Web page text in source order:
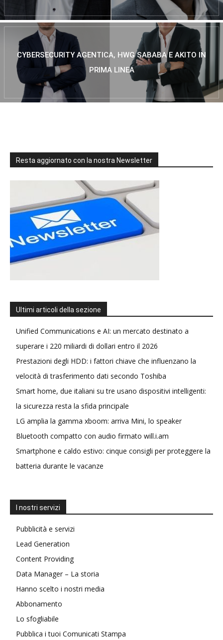
CYBERSECURITY AGENTICA, HWG SABABA E AKITO IN
PRIMA LINEA
Resta aggiornato con la nostra Newsletter
Ultimi articoli della sezione
Unified Communications e AI: un mercato destinato a
superare i 220 miliardi di dollari entro il 2026
Prestazioni degli HDD: i fattori chiave che influenzano la
velocità di trasferimento dati secondo Toshiba
Smart home, due italiani su tre usano dispositivi intelligenti:
la sicurezza resta la sfida principale
LG amplia la gamma xboom: arriva Mini, lo speaker
Bluetooth compatto con audio firmato will.i.am
Smartphone e caldo estivo: cinque consigli per proteggere la
batteria durante le vacanze
I nostri servizi
Pubblicità e servizi
Lead Generation
Content Providing
Data Manager – La storia
Hanno scelto i nostri media
Abbonamento
Lo sfogliabile
Pubblica i tuoi Comunicati Stampa